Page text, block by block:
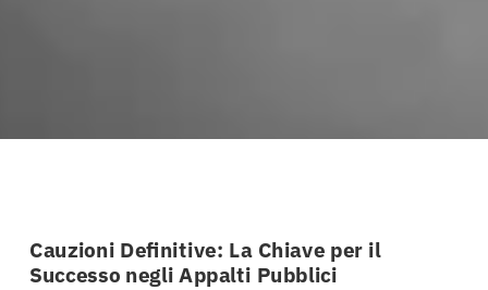
Cauzioni Definitive: La Chiave per il
Successo negli Appalti Pubblici